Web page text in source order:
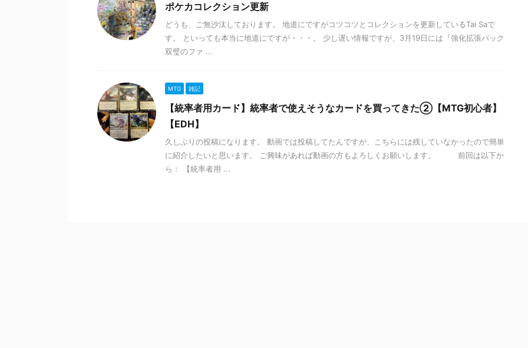
ポケカコレクション更新
どうも、ご無沙汰しております。 地道にですがコツコツとコレクションを更新しているTai Saで
す。 といっても本当に地道にですが・・・。 少し遅い情報ですが、3月19日には『強化拡張パック
双璧のファ ...
MTG 雑記
【統率者用カード】統率者で使えそうなカードを買ってきた②【MTG初心者】
【EDH】
久しぶりの投稿になります。 動画では投稿してたんですが、こちらには残していなかったので簡単
に紹介したいと思います。 ご興味があれば動画の方もよろしくお願いします。 前回は以下か
ら： 【統率者用 ...